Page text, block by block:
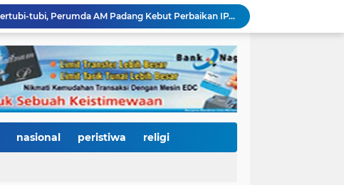
Bencana Datang Bertubi-tubi, Perumda AM Padang Kebut Perbaikan IPA Gunung Pangilun, Ditarget Tuntas Akhir Agustus
Mata Jeli HJK 357: Warga Padang Diajak Jadi Pengawas Kebersihan, Kemeriahan HJK Harus Tetap Rancak dan Bersih
Padang Gastronomy Market Hari Kedua: Surga Kuliner Tradisional di Kota Tua, UMKM Lokal Banjir Apresiasi
Gowes Siti Nurbaya Jadi Magnet Pesepeda Luar Daerah, HJK ke-357 Padang Makin Meriah
Tanam Pohon di Tepian Batang Arau, Padang dan Hildesheim Teguhkan Persahabatan Menuju Kota Global
Pasca Banjir, PUPR Padang Bergerak Cepat: Tanggul Lapau Munggu Diperbaiki, Sungkai dan SMPN 41 Dibersihkan
Dugaan Kekerasan PJU Polda Sumbar terhadap Sopir Disorot, Miko Kamal: Jangan Ada Kekebalan Hukum bagi Aparat
nasional peristiwa religi